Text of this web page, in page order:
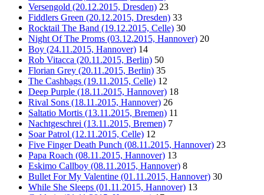
Versengold (20.12.2015, Dresden) 23
Fiddlers Green (20.12.2015, Dresden) 33
Rocktail The Band (19.12.2015, Celle) 30
Night Of The Proms (03.12.2015, Hannover) 20
Boy (24.11.2015, Hannover) 14
Rob Vitacca (20.11.2015, Berlin) 50
Florian Grey (20.11.2015, Berlin) 35
The Cashbags (19.11.2015, Celle) 12
Deep Purple (18.11.2015, Hannover) 18
Rival Sons (18.11.2015, Hannover) 26
Saltatio Mortis (13.11.2015, Bremen) 11
Nachtgeschrei (13.11.2015, Bremen) 7
Soar Patrol (12.11.2015, Celle) 12
Five Finger Death Punch (08.11.2015, Hannover) 23
Papa Roach (08.11.2015, Hannover) 13
Eskimo Callboy (08.11.2015, Hannover) 8
Bullet For My Valentine (01.11.2015, Hannover) 30
While She Sleeps (01.11.2015, Hannover) 13